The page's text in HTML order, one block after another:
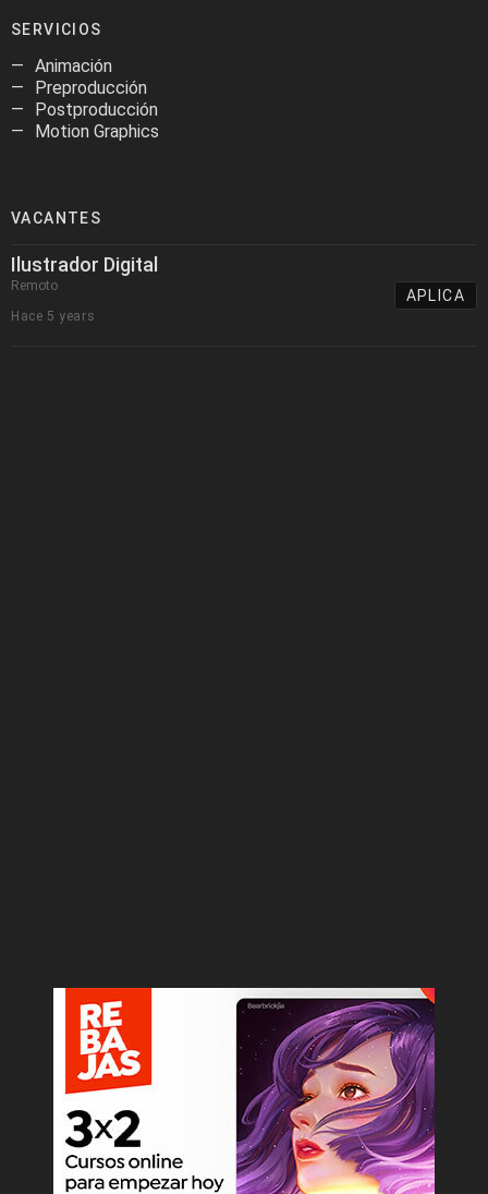
SERVICIOS
Animación
Preproducción
Postproducción
Motion Graphics
VACANTES
Ilustrador Digital
Remoto
Hace 5 years
APLICA